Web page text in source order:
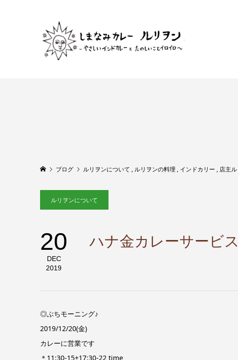
ブログ ルリヲンについて , ルリヲンの料理 , インドカリー , 店主
ルリヲンについて
20
DEC
2019
ハナ金カレーサービ
◎ぶちモーニング♪
2019/12/20(金)
カレーに営業です
＊11:30-15+17:30-22 time